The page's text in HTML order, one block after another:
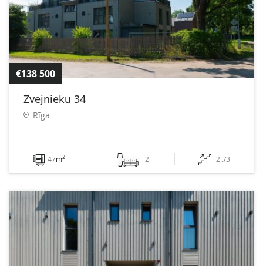
€138 500
Zvejnieku 34
Rīga
47m2 2 2 ./3